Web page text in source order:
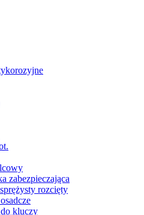
zabezpieczająca
rozcięty
kluczy